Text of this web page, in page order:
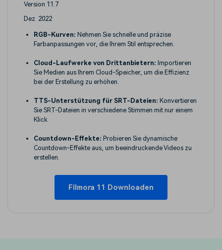
Version 11.7
Dez. 2022
RGB-Kurven: Nehmen Sie schnelle und präzise
Farbanpassungen vor, die Ihrem Stil entsprechen.
Cloud-Laufwerke von Drittanbietern: Importieren
Sie Medien aus Ihrem Cloud-Speicher, um die Effizienz
bei der Erstellung zu erhöhen.
TTS-Unterstützung für SRT-Dateien: Konvertieren
Sie SRT-Dateien in verschiedene Stimmen mit nur einem
Klick
Countdown-Effekte: Probieren Sie dynamische
Countdown-Effekte aus, um beeindruckende Videos zu
erstellen.
Filmora 11 Downloaden